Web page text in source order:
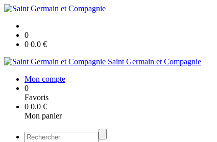
0
0 0.0 €
Saint Germain et Compagnie
Mon compte
0
Favoris
0 0.0 €
Mon panier